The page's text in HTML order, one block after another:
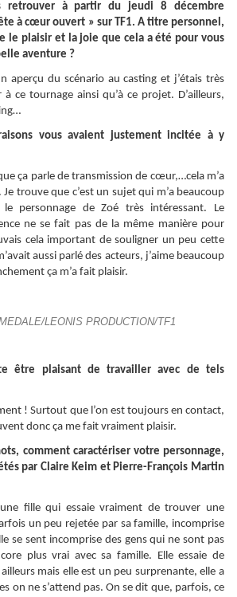
retrouver à partir du jeudi 8 décembre
à cœur ouvert » sur TF1. A titre personnel,
le plaisir et la joie que cela a été pour vous
aventure ?
aperçu du scénario au casting et j’étais très
ce tournage ainsi qu’à ce projet. D’ailleurs,
vous avaient justement incitée à y
ça parle de transmission de cœur,…cela m’a
trouve que c’est un sujet qui m’a beaucoup
personnage de Zoé très intéressant. Le
ne se fait pas de la même manière pour
cela important de souligner un peu cette
aussi parlé des acteurs, j’aime beaucoup
ça m’a fait plaisir.
LEONIS PRODUCTION/TF1
être plaisant de travailler avec de tels
! Surtout que l’on est toujours en contact,
donc ça me fait vraiment plaisir.
comment caractériser votre personnage,
par Claire Keim et Pierre-François Martin
fille qui essaie vraiment de trouver une
un peu rejetée par sa famille, incomprise
se sent incomprise des gens qui ne sont pas
plus vrai avec sa famille. Elle essaie de
mais elle est un peu surprenante, elle a
on ne s’attend pas. On se dit que, parfois, ce